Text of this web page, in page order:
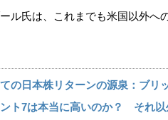
ル氏は、これまでも米国以外へ
の日本株リターンの源泉：ブリ
ト7は本当に高いのか？ それ以